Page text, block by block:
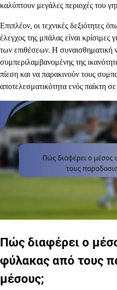
καλύπτουν μεγάλες περιοχές του
Επιπλέον, οι τεχνικές δεξιότητες
έλεγχος της μπάλας είναι κρίσιμες
των επιθέσεων. Η συναισθηματική
συμπεριλαμβανομένης της
πίεση και να παρακινούν τους
αποτελεσματικότητα ενός παίκτη
Πώς διαφέρει ο
φύλακας από τους
μέσους;